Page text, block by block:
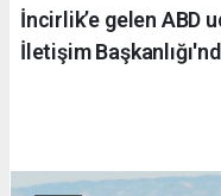
İncirlik’e gelen ABD
İletişim